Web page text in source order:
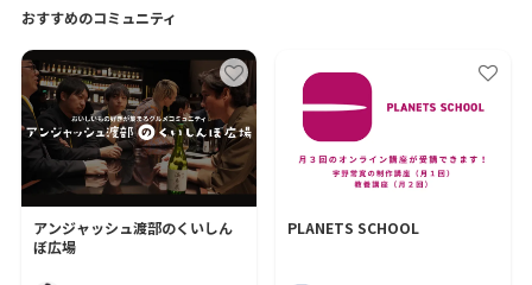
おすすめのコミュニティ
アンジャッシュ渡部のくいしん
ぼ広場
PLANETS SCHOOL